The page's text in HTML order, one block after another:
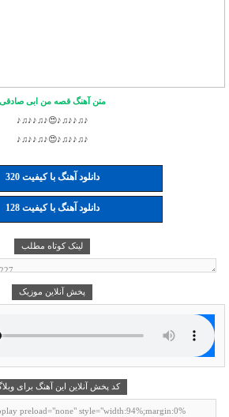
متن آهنگ قصه من ابی صادقی
♪♫♪♪♫♪😍♪♫♪♪♫♪
♪♫♪♪♫♪😍♪♫♪♪♫♪
دانلود آهنگ با کیفیت 320
دانلود آهنگ با کیفیت 128
لینک کوتاه مطلب
پخش آنلاین موزیک
کد پخش آنلاین این آهنگ برای